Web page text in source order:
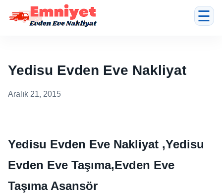
☰
Yedisu Evden Eve Nakliyat
Aralık 21, 2015
Yedisu Evden Eve Nakliyat ,Yedisu
Evden Eve Taşıma,Evden Eve
Taşıma Asansör